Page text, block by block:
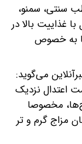
سنتی، سمنو،
غذاییت بالا در
به خصوص
می‌گوید:
اعتدال نزدیک
مخصوصا
مزاج گرم و تر